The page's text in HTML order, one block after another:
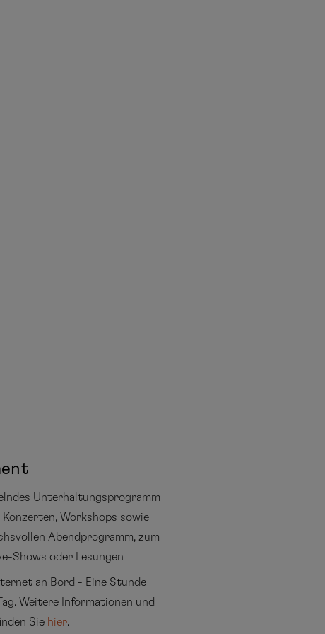
Unterhaltungsprogramm
Workshops sowie
Abendprogramm, zum
Shows oder Lesungen
an Bord - Eine Stunde
Weitere Informationen und
Sie hier.